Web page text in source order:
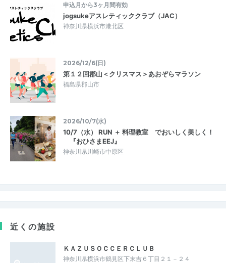
申込月から3ヶ月間有効
jogsukeアスレティッククラブ（JAC）
神奈川県横浜市港北区
2026/12/6(日)
第１２回郡山＜クリスマス＞あおぞらマラソン
福島県郡山市
2026/10/7(水)
10/7（水） RUN ＋ 料理教室 でおいしく美しく！
『おひさまEEJ』
神奈川県川崎市中原区
近くの施設
ＫＡＺＵＳＯＣＣＥＲＣＬＵＢ
神奈川県横浜市鶴見区下末吉６丁目２１－２４